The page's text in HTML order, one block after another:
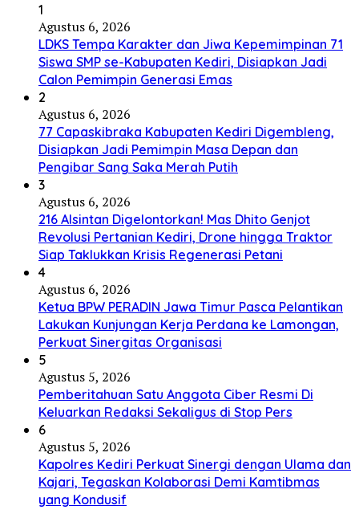
1
Agustus 6, 2026
LDKS Tempa Karakter dan Jiwa Kepemimpinan 71
Siswa SMP se-Kabupaten Kediri, Disiapkan Jadi
Calon Pemimpin Generasi Emas
2
Agustus 6, 2026
77 Capaskibraka Kabupaten Kediri Digembleng,
Disiapkan Jadi Pemimpin Masa Depan dan
Pengibar Sang Saka Merah Putih
3
Agustus 6, 2026
216 Alsintan Digelontorkan! Mas Dhito Genjot
Revolusi Pertanian Kediri, Drone hingga Traktor
Siap Taklukkan Krisis Regenerasi Petani
4
Agustus 6, 2026
Ketua BPW PERADIN Jawa Timur Pasca Pelantikan
Lakukan Kunjungan Kerja Perdana ke Lamongan,
Perkuat Sinergitas Organisasi
5
Agustus 5, 2026
Pemberitahuan Satu Anggota Ciber Resmi Di
Keluarkan Redaksi Sekaligus di Stop Pers
6
Agustus 5, 2026
Kapolres Kediri Perkuat Sinergi dengan Ulama dan
Kajari, Tegaskan Kolaborasi Demi Kamtibmas
yang Kondusif